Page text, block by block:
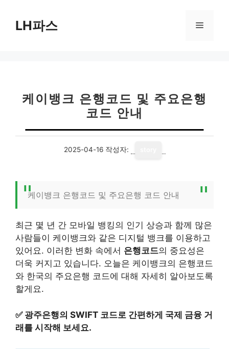
LH파스 메
케이뱅크 은행코드 및 주요은행
코드 안내
2025-04-16 작성자:
케이뱅크 은행코드 및 주요은행 코드 안내
최근 몇 년 간 모바일 뱅킹의 인기 상승과 함께 많은
사람들이 케이뱅크와 같은 디지털 뱅크를 이용하고
있어요. 이러한 변화 속에서 은행코드의 중요성은
더욱 커지고 있습니다. 오늘은 케이뱅크의 은행코드
와 한국의 주요은행 코드에 대해 자세히 알아보도록
할게요.
✅ 광주은행의 SWIFT 코드로 간편하게 국제 금융 거
래를 시작해 보세요.